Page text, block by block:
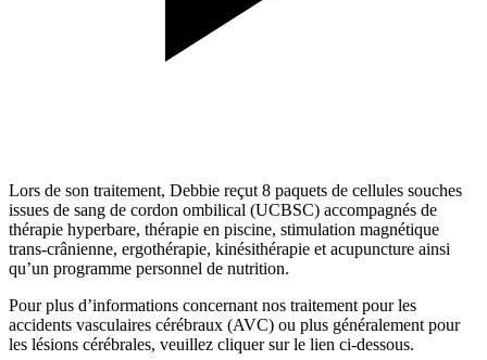
Lors de son traitement, Debbie reçut 8 paquets de cellules souches
issues de sang de cordon ombilical (UCBSC) accompagnés de
thérapie hyperbare, thérapie en piscine, stimulation magnétique
trans-crânienne, ergothérapie, kinésithérapie et acupuncture ainsi
qu’un programme personnel de nutrition.
Pour plus d’informations concernant nos traitement pour les
accidents vasculaires cérébraux (AVC) ou plus généralement pour
les lésions cérébrales, veuillez cliquer sur le lien ci-dessous.